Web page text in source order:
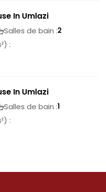
In Umlazi
Salles de bain :2
:
In Umlazi
Salles de bain :1
: